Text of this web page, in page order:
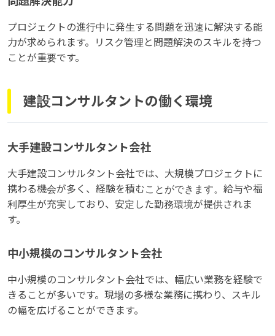
プロジェクトの進行中に発生する問題を迅速に解決する能
力が求められます。リスク管理と問題解決のスキルを持つ
ことが重要です。
建設コンサルタントの働く環境
大手建設コンサルタント会社
大手建設コンサルタント会社では、大規模プロジェクトに
携わる機会が多く、経験を積むことができます。給与や福
利厚生が充実しており、安定した勤務環境が提供されま
す。
中小規模のコンサルタント会社
中小規模のコンサルタント会社では、幅広い業務を経験で
きることが多いです。現場の多様な業務に携わり、スキル
の幅を広げることができます。